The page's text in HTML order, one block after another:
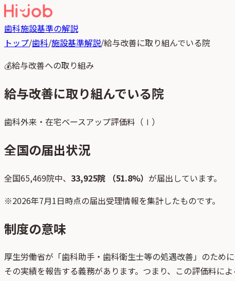
歯科施設基準の解説
トップ/歯科/施設基準解説/給与改善に取り組んでいる院
💰給与改善への取り組み
給与改善に取り組んでいる院
歯科外来・在宅ベースアップ評価料（Ⅰ）
全国の届出状況
全国65,469院中、 33,925院 （51.8%） が届出しています。
※2026年7月1日時点の届出受理情報を集計したものです。
制度の意味
厚生労働省が「歯科助手・歯科衛生士等の処遇改善」のため
その実績を報告する義務があります。つまり、この評価料に